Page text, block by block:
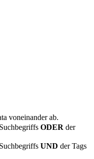
voneinander ab.
ODER der
UND der Tags